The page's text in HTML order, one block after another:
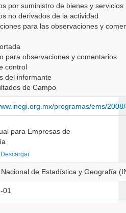
por suministro de bienes y servicios
no derivados de la actividad
para las observaciones y
para observaciones y comentarios
control
del informante
de Campo
programas/ems/
Descargar
de Estadística y Geografía
01